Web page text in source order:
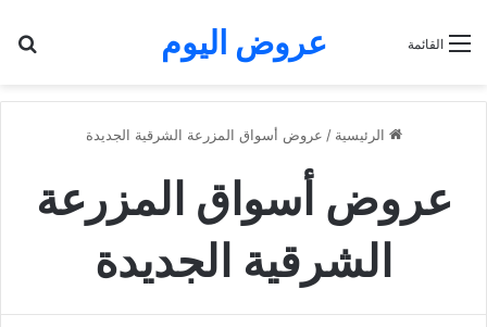
عروض اليوم القائمة
الرئيسية / عروض أسواق المزرعة الشرقية الجديدة
عروض أسواق المزرعة
الشرقية الجديدة